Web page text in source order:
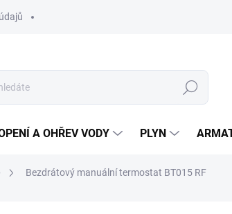
Hledat
A OHŘEV VODY PLYN
Bezdrátový manuální termostat BT015 RF